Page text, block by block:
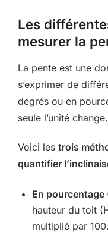
Les
mesurer la
La pente est une
s’exprimer de
degrés ou en
seule l’unité change.
Voici les trois
quantifier
En pourcentage
hauteur du toit
multiplié par